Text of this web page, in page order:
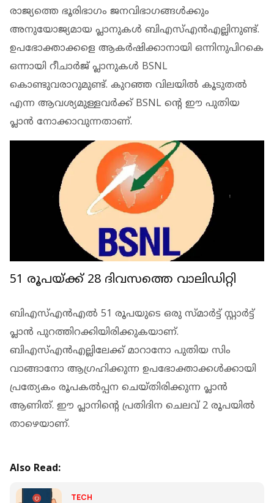
രാജ്യത്തെ ഭൂരിഭാഗം ജനവിഭാഗങ്ങള്‍ക്കും
അനുയോജ്യമായ പ്ലാനുകള്‍ ബിഎസ്എന്‍എല്ലിനുണ്ട്.
ഉപഭോക്താക്കളെ ആകര്‍ഷിക്കാനായി ഒന്നിനുപിറകെ
ഒന്നായി റീചാര്‍ജ് പ്ലാനുകള്‍ BSNL
കൊണ്ടുവരാറുമുണ്ട്. കുറഞ്ഞ വിലയില്‍ കൂടുതല്‍
എന്ന ആവശ്യമുള്ളവര്‍ക്ക് BSNL ന്റെ ഈ പുതിയ
പ്ലാന്‍ നോക്കാവുന്നതാണ്.
51 രൂപയ്ക്ക് 28 ദിവസത്തെ വാലിഡിറ്റി
ബിഎസ്എന്‍എല്‍ 51 രൂപയുടെ ഒരു സ്മാര്‍ട്ട് സ്റ്റാര്‍ട്ട്
പ്ലാന്‍ പുറത്തിറക്കിയിരിക്കുകയാണ്.
ബിഎസ്എന്‍എല്ലിലേക്ക് മാറാനോ പുതിയ സിം
വാങ്ങാനോ ആഗ്രഹിക്കുന്ന ഉപഭോക്താക്കള്‍ക്കായി
പ്രത്യേകം രൂപകല്‍പ്പന ചെയ്തിരിക്കുന്ന പ്ലാന്‍
ആണിത്. ഈ പ്ലാനിന്റെ പ്രതിദിന ചെലവ് 2 രൂപയില്‍
താഴെയാണ്.
Also Read:
TECH